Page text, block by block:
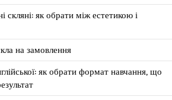
скляні: як обрати між естетикою і
на замовлення
як обрати формат навчання, що